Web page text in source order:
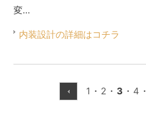
内装設計の詳細はコチラ
変…
1 ・ 2 ・ 3 ・ 4 ・